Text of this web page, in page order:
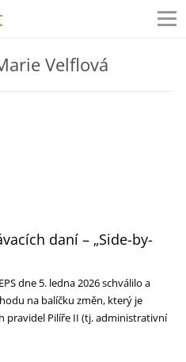
Velflová
daní – „Side-by-
dne 5. ledna 2026 schválilo a
na balíčku změn, který je
pravidel Pilíře II (tj. administrativní